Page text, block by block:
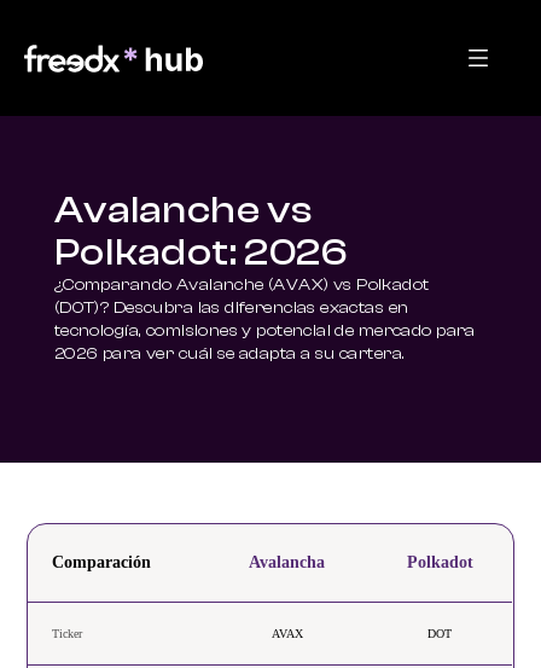
Avalanche vs
Polkadot: 2026
¿Comparando Avalanche (AVAX) vs Polkadot
(DOT)? Descubra las diferencias exactas en
tecnología, comisiones y potencial de mercado para
2026 para ver cuál se adapta a su cartera.
Comparación Avalancha Polkadot
Ticker AVAX DOT